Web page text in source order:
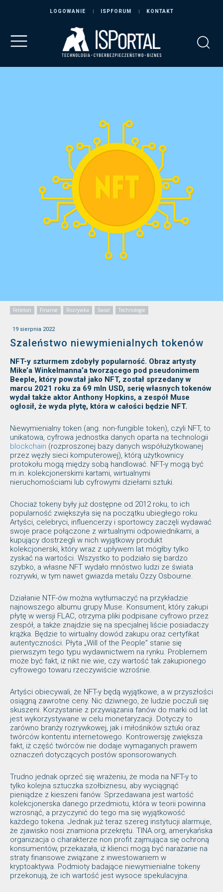
LOGOWANIE ISPFORUM KONTAKT
Felieton Finanse Rozrywka Świat Technologie
19 sierpnia 2022
Szaleństwo niewymienialnych tokenów
NFT-y szturmem zdobyły popularność. Obraz artysty
Mike’a Winkelmanna’a tworzącego pod pseudonimem
Beeple, który powstał jako NFT, został sprzedany w
marcu 2021 roku za 69 mln USD, serię własnych tokenów
wydał także aktor Anthony Hopkins, a zespół Muse
ogłosił, że wyda płytę, która w całości będzie NFT.
Niewymienialny token (ang. non-fungible token), czyli NFT, to
unikatowa, cyfrowa jednostka danych oparta na technologii
blockchain (rozproszonej bazy danych współużytkowanej
przez węzły sieci komputerowej), którą użytkownicy
protokołu mogą między sobą handlować. NFT-y mogą być
m.in. kolekcjonerskimi kartami, wirtualnymi
nieruchomościami lub cyfrowymi dziełami sztuki.
Chociaż tokeny były już dostępne od 2012 roku, to ich
popularność zwiększyła się na początku ubiegłego roku.
Artyści, celebryci, influencerzy i sportowcy zaczęli wydawać
swoje prace połączone z wirtualnymi odpowiednikami, a
kupujący dostrzegli w nich wyjątkowy produkt
kolekcjonerski, który wraz z upływem lat mógłby tylko
zyskać na wartości. Wszystko to podziało się bardzo
szybko, a własne NFT wydało mnóstwo ludzi ze świata
rozrywki, w tym nawet gwiazda metalu Ozzy Osbourne.
Działanie NTF-ów można wytłumaczyć na przykładzie
najnowszego albumu grupy Muse. Konsument, który zakupi
płytę w wersji FLAC, otrzyma pliki podpisane cyfrowo przez
zespół, a także znajdzie się na specjalnej liście posiadaczy
krążka. Będzie to wirtualny dowód zakupu oraz certyfikat
autentyczności. Płyta „Will of the People” stanie się
pierwszym tego typu wydawnictwem na rynku. Problemem
może być fakt, iż nikt nie wie, czy wartość tak zakupionego
cyfrowego towaru rzeczywiście wzrośnie.
Artyści obiecywali, że NFT-y będą wyjątkowe, a w przyszłości
osiągną zawrotne ceny. Nic dziwnego, że ludzie poczuli się
skuszeni. Korzystanie z przywiązania fanów do marki od lat
jest wykorzystywane w celu monetaryzacji. Dotyczy to
zarówno branży rozrywkowej, jak i miłośników sztuki oraz
twórców kontentu internetowego. Kontrowersję zwiększa
fakt, iż część twórców nie dodaje wymaganych prawem
oznaczeń dotyczących postów sponsorowanych.
Trudno jednak oprzeć się wrażeniu, że moda na NFT-y to
tylko kolejna sztuczka szołbiznesu, aby wyciągnąć
pieniądze z kieszeni fanów. Sprzedawana jest wartość
kolekcjonerska danego przedmiotu, która w teorii powinna
wzrosnąć, a przyczynić do tego ma się wyjątkowość
każdego tokena. Jednak już teraz szereg instytucji alarmuje,
że zjawisko nosi znamiona przekrętu. TINA.org, amerykańska
organizacja o charakterze non profit zajmująca się ochroną
konsumentów, przekazała, iż klienci mogą być narażanie na
straty finansowe związane z inwestowaniem w
kryptoaktywa. Podmioty badające niewymienialne tokeny
przekonują, że ich wartość jest wysoce spekulacyjna.